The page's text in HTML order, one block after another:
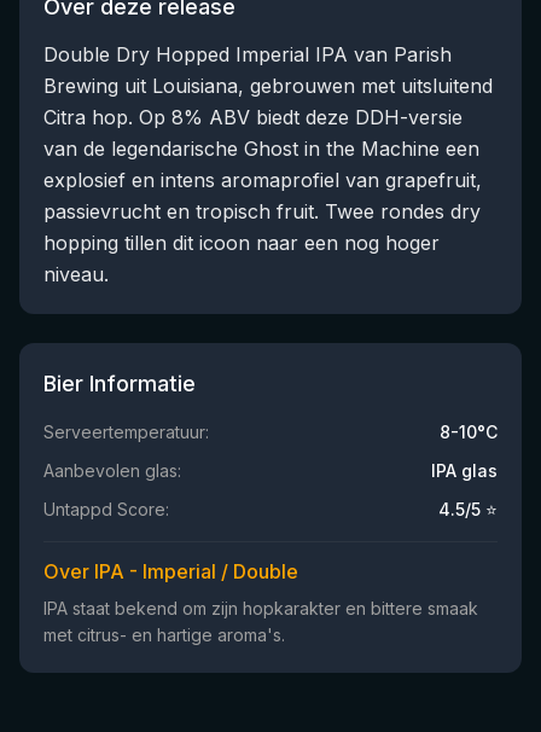
Over deze release
Double Dry Hopped Imperial IPA van Parish
Brewing uit Louisiana, gebrouwen met uitsluitend
Citra hop. Op 8% ABV biedt deze DDH-versie
van de legendarische Ghost in the Machine een
explosief en intens aromaprofiel van grapefruit,
passievrucht en tropisch fruit. Twee rondes dry
hopping tillen dit icoon naar een nog hoger
niveau.
Bier Informatie
Serveertemperatuur:
8-10°C
Aanbevolen glas:
IPA glas
Untappd Score:
4.5/5 ⭐
Over IPA - Imperial / Double
IPA staat bekend om zijn hopkarakter en bittere smaak
met citrus- en hartige aroma's.